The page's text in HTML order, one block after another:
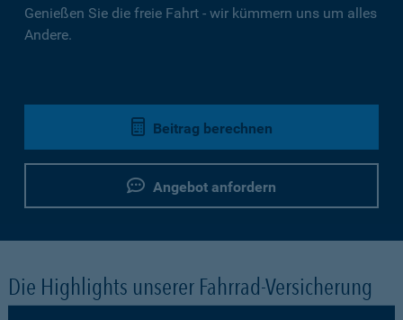
Genießen Sie die freie Fahrt - wir kümmern uns um alles
Andere.
Beitrag berechnen
Angebot anfordern
Die Highlights unserer Fahrrad-Versicherung